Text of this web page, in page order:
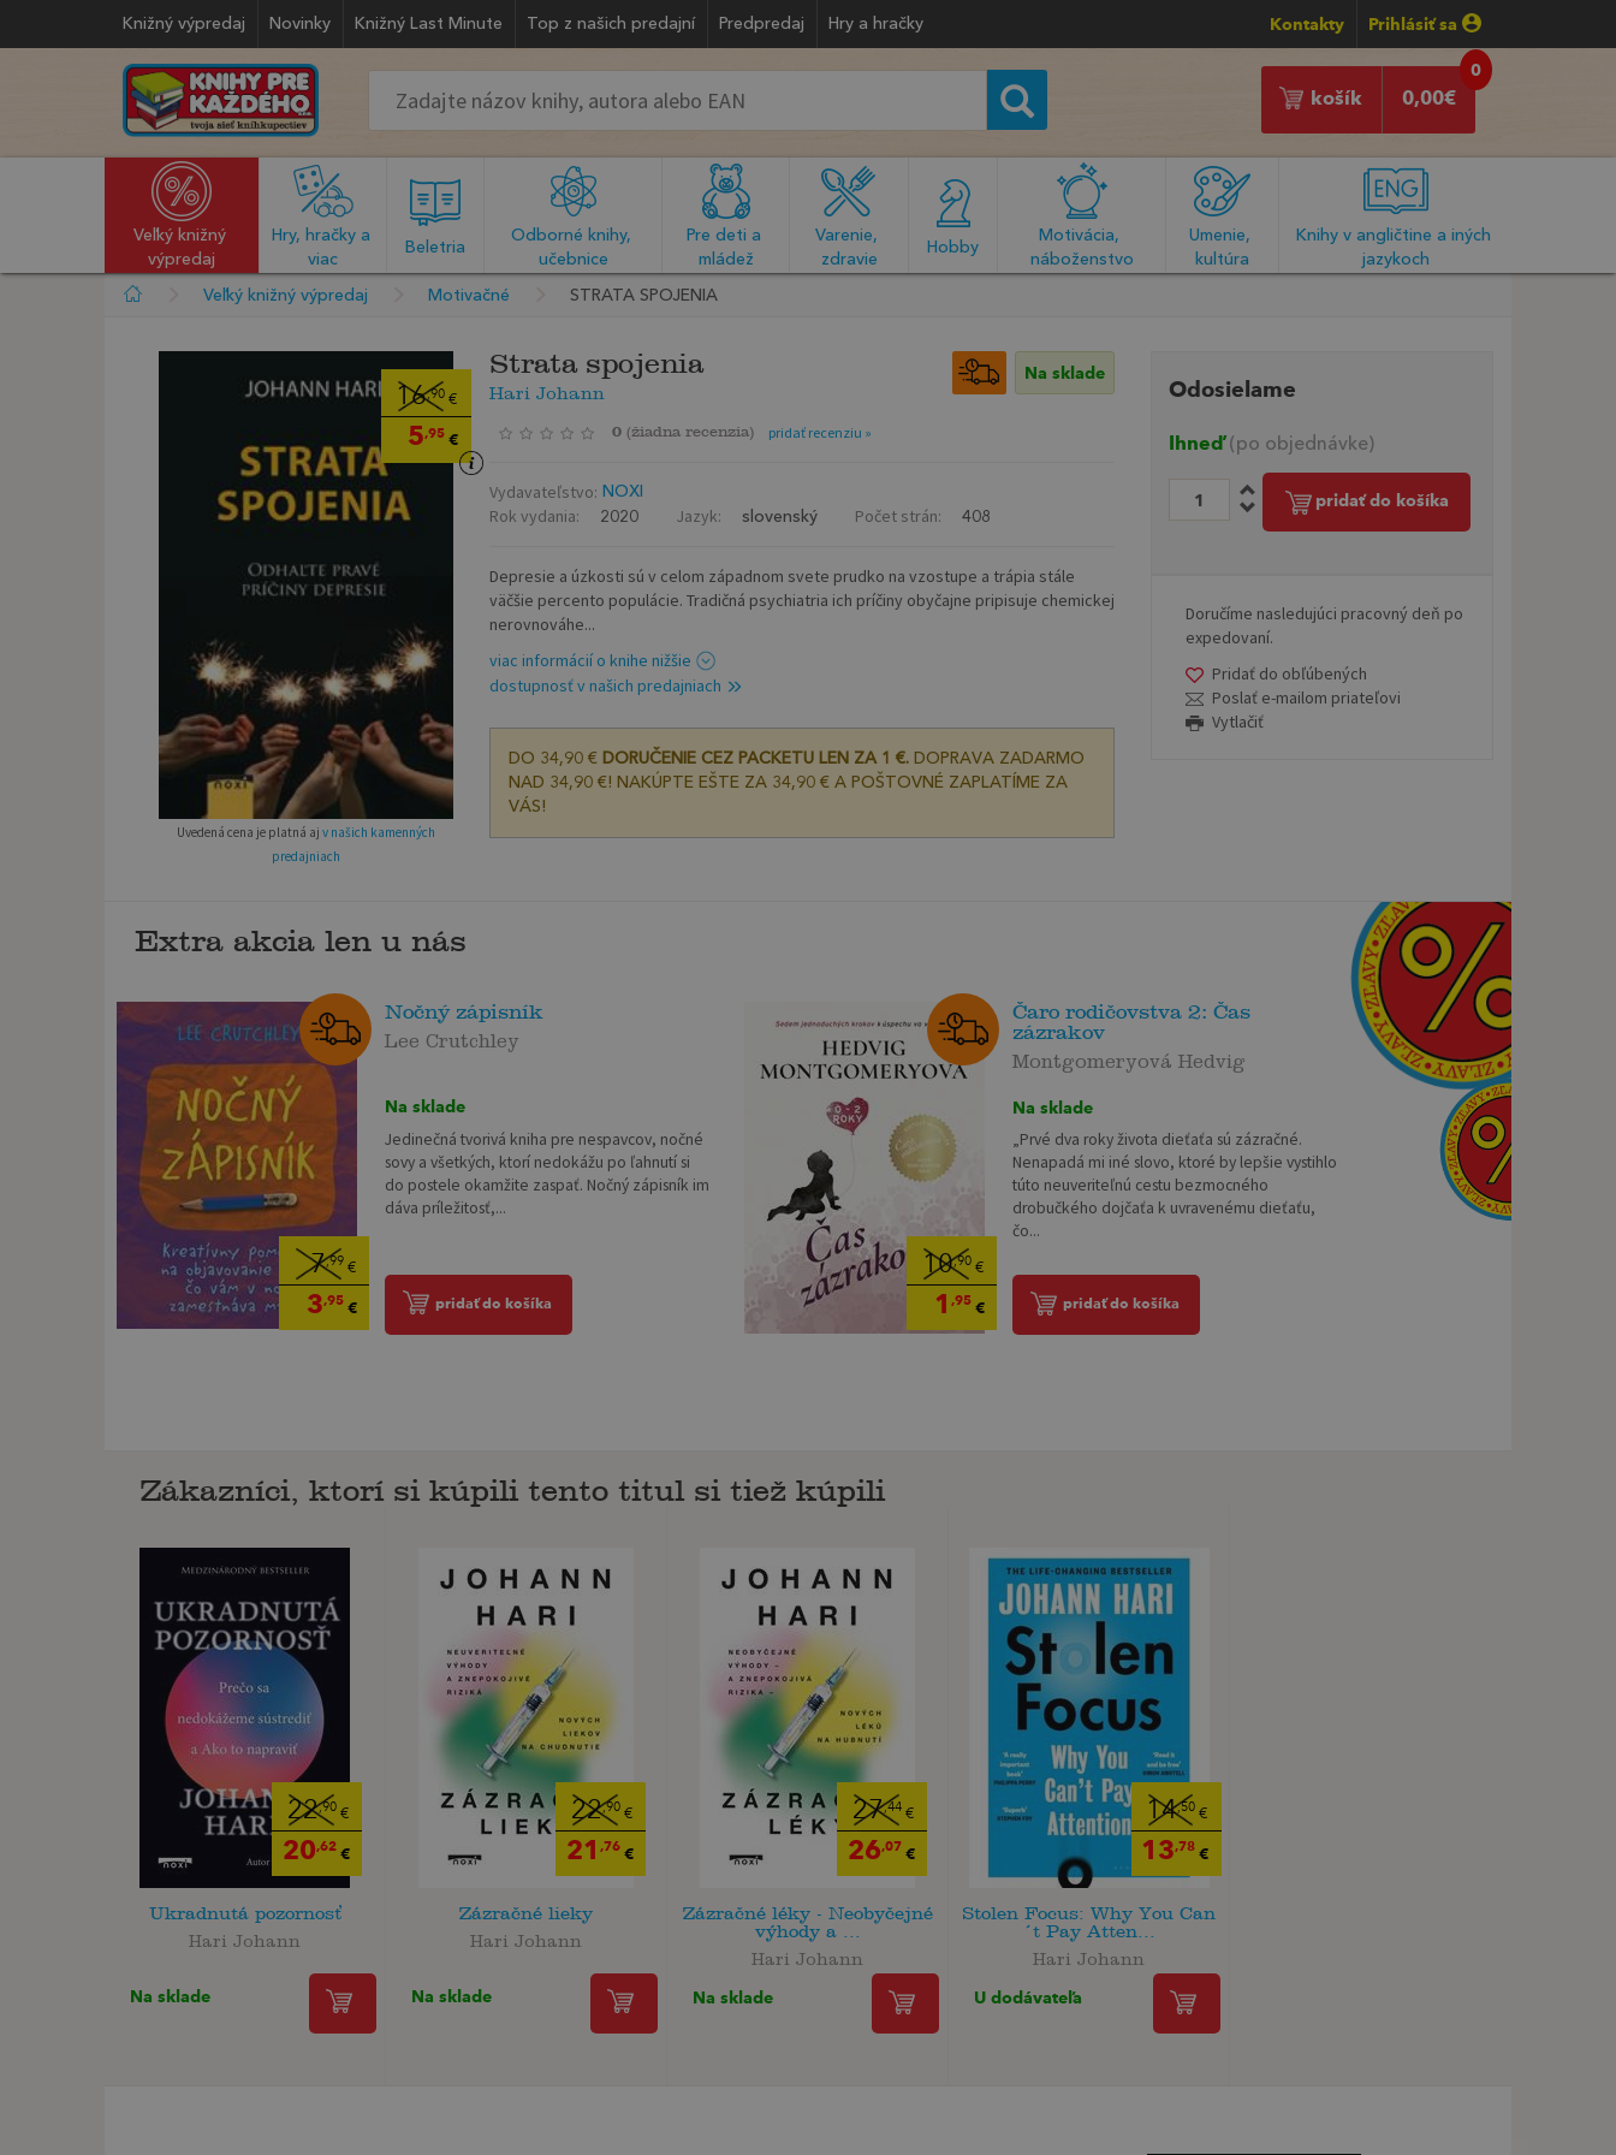
Knižný výpredaj Novinky Knižný Last Minute Top z našich predajní Predpredaj Hry a hračky Kontakty Prihlásiť sa
0
0,00€
košík
Veľký knižný
výpredaj
Hry, hračky a
viac
Beletria
Odborné knihy,
učebnice
Pre deti a
mládež
Varenie,
zdravie
Hobby
Motivácia,
náboženstvo
Umenie,
kultúra
Knihy v angličtine a iných
jazykoch
Veľký knižný výpredaj Motivačné STRATA SPOJENIA
16,90 €
5,95 €
Uvedená cena je platná aj v našich kamenných
predajniach
Strata spojenia
Hari Johann
Na sklade
0 (žiadna recenzia) pridať recenziu »
Vydavateľstvo: NOXI
Rok vydania: 2020 Jazyk: slovenský Počet strán: 408
Depresie a úzkosti sú v celom západnom svete prudko na vzostupe a trápia stále
väčšie percento populácie. Tradičná psychiatria ich príčiny obyčajne pripisuje chemickej
nerovnováhe...
viac informácií o knihe nižšie
dostupnosť v našich predajniach
DO 34,90 € DORUČENIE CEZ PACKETU LEN ZA 1 €.DOPRAVA ZADARMO
NAD 34,90 €! NAKÚPTE EŠTE ZA 34,90 € A POŠTOVNÉ ZAPLATÍME ZA
VÁS!
Odosielame
Ihneď(po objednávke)
pridať do košíka
Doručíme nasledujúci pracovný deň po
expedovaní.
Pridať do obľúbených
Poslať e-mailom priateľovi
Vytlačiť
Extra akcia len u nás
7,99 €
3,95€
Nočný zápisník
Lee Crutchley
Na sklade
Jedinečná tvorivá kniha pre nespavcov, nočné
sovy a všetkých, ktorí nedokážu po ľahnutí si
do postele okamžite zaspať. Nočný zápisník im
dáva príležitosť,...
pridať do košíka
10,90€
1 ,95€
Čaro rodičovstva 2: Čas
zázrakov
Montgomeryová Hedvig
Na sklade
„Prvé dva roky života dieťaťa sú zázračné.
Nenapadá mi iné slovo, ktoré by lepšie vystihlo
túto neuveriteľnú cestu bezmocného
drobučkého dojčaťa k uvravenému dieťaťu,
čo...
pridať do košíka
Zákazníci, ktorí si kúpili tento titul si tiež kúpili
22,90€
20,62€
Ukradnutá pozornosť
Hari Johann
Na sklade
22,90€
21 ,76€
Zázračné lieky
Hari Johann
Na sklade
27,44€
26,07 €
Zázračné léky - Neobyčejné
výhody a ...
Hari Johann
Na sklade
14,50 €
13,78 €
Stolen Focus: Why You Can
´t Pay Atten...
Hari Johann
U dodávateľa